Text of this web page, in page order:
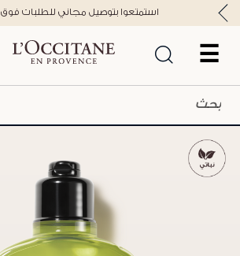
☰
استمتعوا بتوصيل مجاني للطلبات فوق 25 د.ك